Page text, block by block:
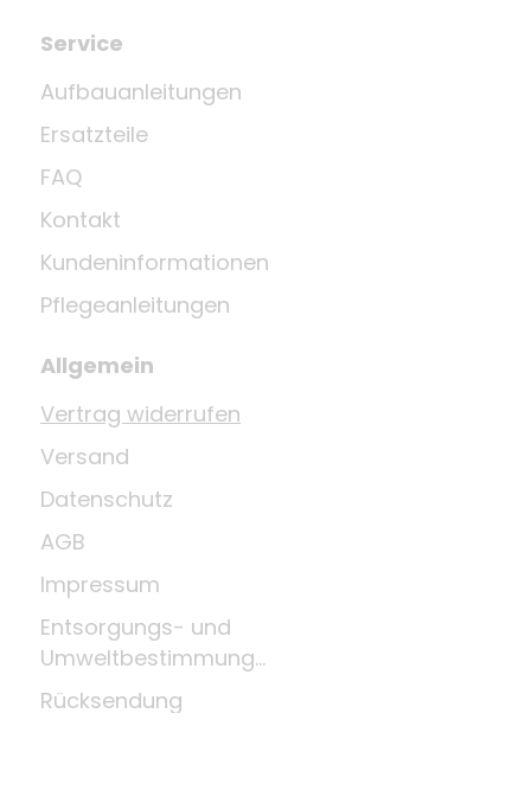
Service
Aufbauanleitungen
Ersatzteile
FAQ
Kontakt
Kundeninformationen
Pflegeanleitungen
Allgemein
Vertrag widerrufen
Versand
Datenschutz
AGB
Impressum
Entsorgungs- und
Umweltbestimmungen
Rücksendung